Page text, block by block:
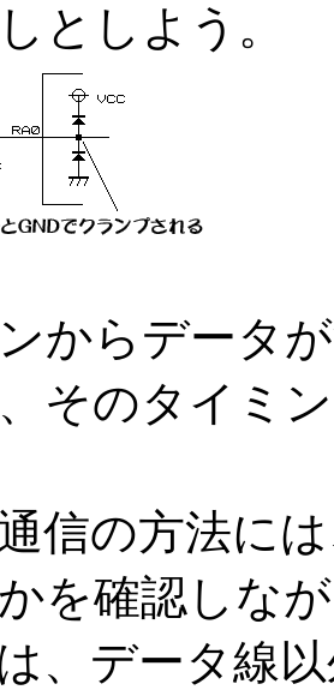
としよう。
からデータ
そのタイミ
信の方法に
を確認しな
、データ線